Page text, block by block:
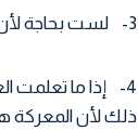
3- لست بحاجة لأن تكون مديراً أن تكون قائداً ، ولا أن تنتظر الترقية بل يمكنك أن تصبح قائداً فوراً .
4- إذا ما تعلمت
ذلك لأن المعركة